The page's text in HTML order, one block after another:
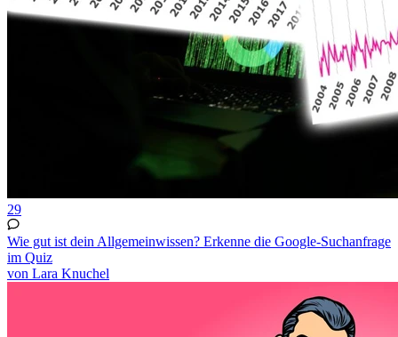
29
Wie gut ist dein Allgemeinwissen? Erkenne die Google-Suchanfrage
im Quiz
von Lara Knuchel